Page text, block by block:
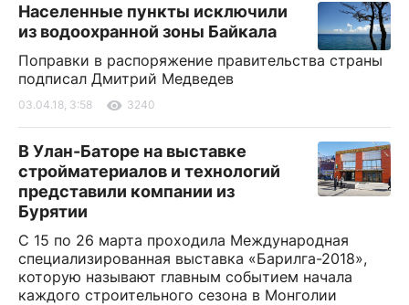
Населенные пункты исключили
из водоохранной зоны Байкала
Поправки в распоряжение правительства страны
подписал Дмитрий Медведев
03.04.18, 3:58 3240
В Улан-Баторе на выставке
стройматериалов и технологий
представили компании из
Бурятии
С 15 по 26 марта проходила Международная
специализированная выставка «Барилга-2018»,
которую называют главным событием начала
каждого строительного сезона в Монголии